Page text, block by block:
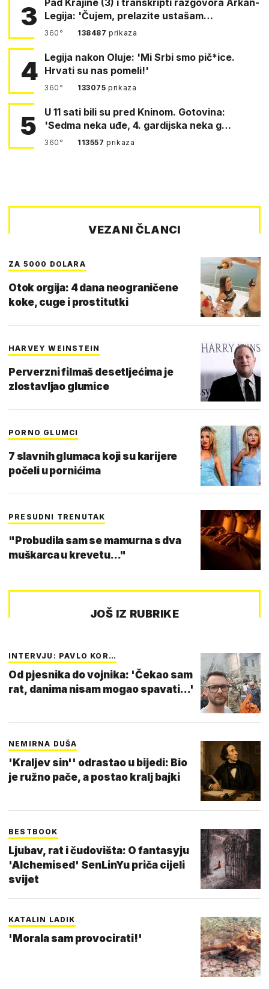
3
Legija: 'Čujem, prelazite ustašam…
360° 138487prikaza
4 Legija nakon Oluje: 'Mi Srbi smo pič*ice.
Hrvati su nas pomeli!'
360° 133075prikaza
5
U 11 sati bili su pred Kninom. Gotovina:
'Sedma neka uđe, 4. gardijska neka g…
360° 113557prikaza
VEZANI ČLANCI
ZA 5000 DOLARA
Otok orgija: 4 dana neograničene
koke, cuge i prostitutki
HARVEY WEINSTEIN
Perverzni filmaš desetljećima je
zlostavljao glumice
PORNO GLUMCI
7 slavnih glumaca koji su karijere
počeli u pornićima
PRESUDNI TRENUTAK
"Probudila sam se mamurna s dva
muškarca u krevetu..."
JOŠ IZ RUBRIKE
INTERVJU: PAVLO KOR…
Od pjesnika do vojnika: 'Čekao sam
rat, danima nisam mogao spavati...'
NEMIRNA DUŠA
'Kraljev sin'' odrastao u bijedi: Bio
je ružno pače, a postao kralj bajki
BESTBOOK
Ljubav, rat i čudovišta: O fantasyju
'Alchemised' SenLinYu priča cijeli
svijet
KATALIN LADIK
'Morala sam provocirati!'